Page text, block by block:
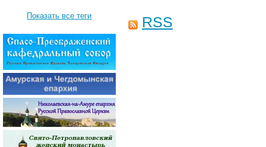
RSS
Показать все теги